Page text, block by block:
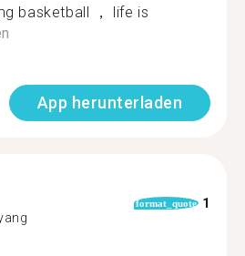
basketball ， life is
App herunterladen
format_quote 1